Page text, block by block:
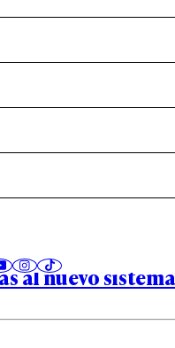
de Nuevo
al nuevo